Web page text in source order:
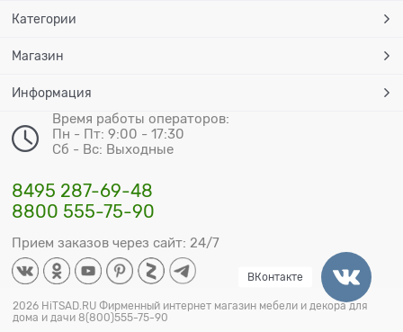
Категории
Магазин
Информация
Время работы операторов:
Пн - Пт: 9:00 - 17:30
Сб - Вс: Выходные
8495 287-69-48
8800 555-75-90
Прием заказов через сайт: 24/7
2026 HiTSAD.RU Фирменный интернет магазин мебели и декора для
дома и дачи 8(800)555-75-90
ВКонтакте